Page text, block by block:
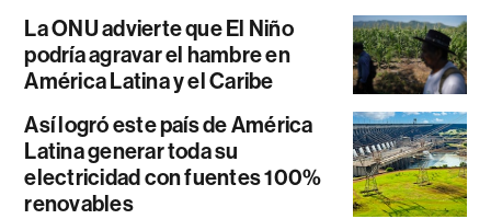
La ONU advierte que El Niño
podría agravar el hambre en
América Latina y el Caribe
Así logró este país de América
Latina generar toda su
electricidad con fuentes 100%
renovables